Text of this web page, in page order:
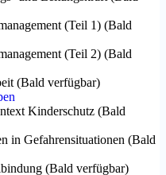
(Teil 1) (Bald
(Teil 2) (Bald
(Bald verfügbar)
Kinderschutz (Bald
in Gefahrensituationen (Bald
(Bald verfügbar)